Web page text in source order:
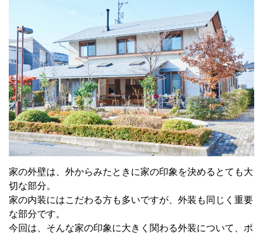
家の外壁は、外からみたときに家の印象を決めるとても大
切な部分。
家の内装にはこだわる方も多いですが、外装も同じく重要
な部分です。
今回は、そんな家の印象に大きく関わる外装について、ポ